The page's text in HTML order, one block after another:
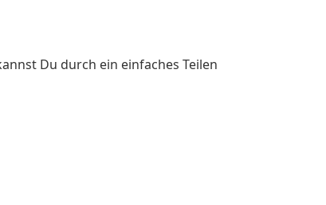
Du durch ein einfaches Teilen